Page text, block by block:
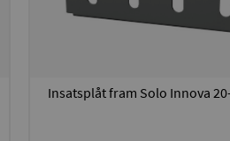
Insatsplåt fram Solo Innova